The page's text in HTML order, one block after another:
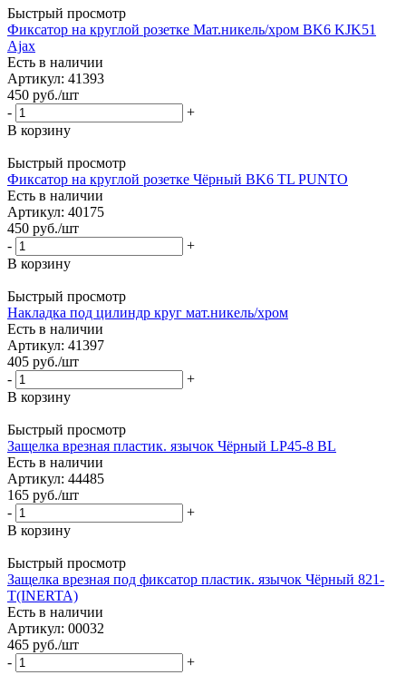
Быстрый просмотр
Фиксатор на круглой розетке Мат.никель/хром BK6 KJK51
Ajax
Есть в наличии
Артикул: 41393
450 руб./шт
-
+
В корзину
Быстрый просмотр
Фиксатор на круглой розетке Чёрный BK6 TL PUNTO
Есть в наличии
Артикул: 40175
450 руб./шт
-
+
В корзину
Быстрый просмотр
Накладка под цилиндр круг мат.никель/хром
Есть в наличии
Артикул: 41397
405 руб./шт
-
+
В корзину
Быстрый просмотр
Защелка врезная пластик. язычок Чёрный LP45-8 BL
Есть в наличии
Артикул: 44485
165 руб./шт
-
+
В корзину
Быстрый просмотр
Защелка врезная под фиксатор пластик. язычок Чёрный 821-
T(INERTA)
Есть в наличии
Артикул: 00032
465 руб./шт
-
+